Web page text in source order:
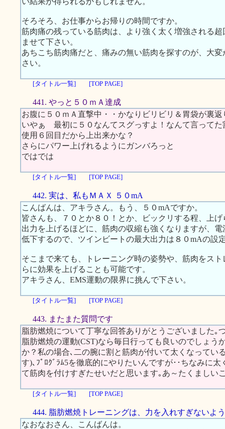
そろそろ、お仕事からお帰りの時間ですか。
筋肉痛の残っている筋肉は、より強く太く増強される
ませて下さい。
あちこち筋肉痛だと、痛みの無い筋肉を探すのが、大
さい。
[タイトル一覧] [TOP PAGE]
441. やっと５０ｍＡ達成
お腹に５０ｍＡ直撃中・・かなりビリビリ＆胃袋が裏返
いやぁ 最初に５０なんてスグっすよ！なんて言って
使用６回目だから上出来かな？
さらにパワー上げれるようにガンバろっと
ではでは
[タイトル一覧] [TOP PAGE]
442. 実は、私もＭＡＸ ５０mA
こんばんは、アキラさん。もう、５０mAですか。
皆さんも、７０とか８０！とか、ビックリする程、上
出力を上げるほどに、筋肉の収縮も強くなりますが、
低下するので、ツインビートの最大出力は８０mAの設
そこまで来ても、トレーニング時の姿勢や、筋肉をス
らに効果を上げることも可能です。
アキラさん、EMS運動の限界に挑んで下さい。
[タイトル一覧] [TOP PAGE]
443. またまた質問です
脂肪燃焼について丁寧な回答ありがとうございました｡
脂肪燃焼の運動(CST)なら毎日行っても良いのでしょう
か？私の場合､二の腕に割と筋肉が付いて太くなってい
す)､ﾌﾟﾛｸﾞﾗﾑ5を徹底的にやりたいんですが･･ちなみに
て筋肉を付けすぎたせいだと思います｡あ～たくましい
[タイトル一覧] [TOP PAGE]
444. 脂肪燃焼トレーニングは、力を入れすぎないよ
なおなおさん、こんばんは。